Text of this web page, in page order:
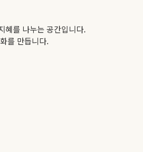
혜를 나누는 공간입니다.
를 만듭니다.